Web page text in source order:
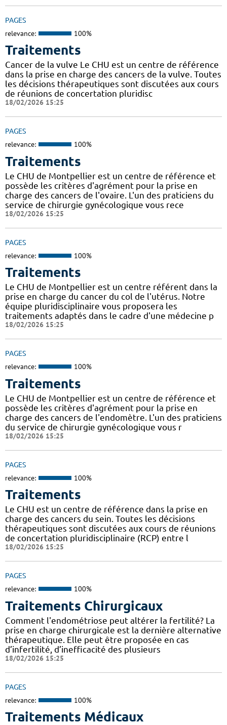
PAGES
relevance: 100%
Traitements
Cancer de la vulve Le CHU est un centre de référence
dans la prise en charge des cancers de la vulve. Toutes
les décisions thérapeutiques sont discutées aux cours
de réunions de concertation pluridisc
18/02/2026 15:25
PAGES
relevance: 100%
Traitements
Le CHU de Montpellier est un centre de référence et
possède les critères d'agrément pour la prise en
charge des cancers de l'ovaire. L'un des praticiens du
service de chirurgie gynécologique vous rece
18/02/2026 15:25
PAGES
relevance: 100%
Traitements
Le CHU de Montpellier est un centre référent dans la
prise en charge du cancer du col de l'utérus. Notre
équipe pluridisciplinaire vous proposera les
traitements adaptés dans le cadre d'une médecine p
18/02/2026 15:25
PAGES
relevance: 100%
Traitements
Le CHU de Montpellier est un centre de référence et
possède les critères d'agrément pour la prise en
charge des cancers de l'endomètre. L'un des praticiens
du service de chirurgie gynécologique vous r
18/02/2026 15:25
PAGES
relevance: 100%
Traitements
Le CHU est un centre de référence dans la prise en
charge des cancers du sein. Toutes les décisions
thérapeutiques sont discutées aux cours de réunions
de concertation pluridisciplinaire (RCP) entre l
18/02/2026 15:25
PAGES
relevance: 100%
Traitements Chirurgicaux
Comment l'endométriose peut altérer la fertilité? La
prise en charge chirurgicale est la dernière alternative
thérapeutique. Elle peut être proposée en cas
d’infertilité, d’inefficacité des plusieurs
18/02/2026 15:25
PAGES
relevance: 100%
Traitements Médicaux